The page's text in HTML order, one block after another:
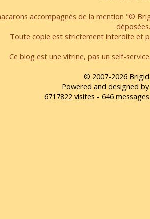
accompagnés de la mention "©
déposées.
Toute copie est strictement interdite et
Ce blog est une vitrine, pas un self-
© 2007-2026
Powered and designed
6717822 visites - 646